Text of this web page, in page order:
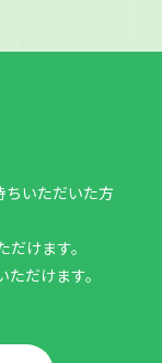
いただいた方
けます。
だけます。